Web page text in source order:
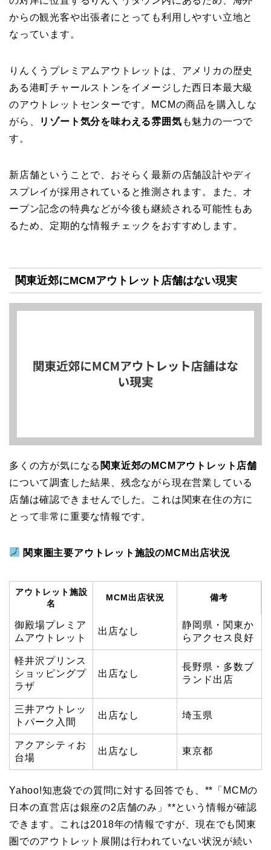
からの観光客や出張者にとっても利用しやすい立地と
なっています。
りんくうプレミアムアウトレットは、アメリカの歴史
ある港町チャールストンをイメージした西日本最大級
のアウトレットセンターです。MCMの商品を購入しな
がら、
リゾート気分を味わえる雰囲気 も魅力の一つで
す。
新店舗ということで、おそらく最新の店舗設計やディ
スプレイが採用されていると推測されます。また、オ
ープン記念の特典などが今後も継続される可能性もあ
るため、定期的な情報チェックをおすすめします。
関東近郊にMCMアウトレット店舗はない現実
多くの方が気になる 関東近郊のMCMアウトレット店舗
について調査した結果、残念ながら現在営業している
店舗は確認できませんでした。これは関東在住の方に
とって非常に重要な情報です。
関東圏主要アウトレット施設のMCM出店状況
アウトレット施設
名
MCM出店状況 備考
御殿場プレミア
ムアウトレット
出店なし
静岡県・関東か
らアクセス良好
軽井沢プリンス
ショッピングプ
ラザ
出店なし
長野県・多数ブ
ランド出店
三井アウトレッ
トパーク入間
出店なし 埼玉県
アクアシティお
台場
出店なし 東京都
Yahoo!知恵袋での質問に対する回答でも、**「MCMの
日本の直営店は銀座の2店舗のみ」**という情報が確認
できます。これは2018年の情報ですが、現在でも関東
圏でのアウトレット展開は行われていない状況が続い